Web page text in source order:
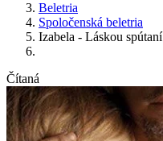
Beletria
Spoločenská beletria
Izabela - Láskou spútaní
Čítaná